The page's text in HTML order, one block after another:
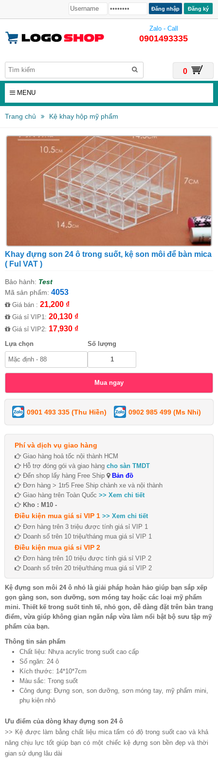
Đăng ký
Zalo - Call
0901493335
0
MENU
Trang chủ Kệ khay hộp mỹ phẩm
Khay đựng son 24 ô trong suốt, kệ son môi để bàn mica
( Ful VAT )
Bảo hành: Test
Mã sản phẩm: 4053
Giá bán : 21,200 ₫
Giá sỉ VIP1: 20,130 ₫
Giá sỉ VIP2: 17,930 ₫
Lựa chọn Số lượng
0901 493 335 (Thu Hiền) 0902 985 499 (Ms Nhi)
Phí và dịch vụ giao hàng
Giao hàng hoả tốc nội thành HCM
Hỗ trợ đóng gói và giao hàng cho sàn TMDT
Đến shop lấy hàng Free Ship
Bản đồ
Đơn hàng > 1tr5 Free Ship chành xe và nội thành
Giao hàng trên Toàn Quốc >> Xem chi tiết
Kho : M10 -
Điều kiện mua giá sỉ VIP 1 >> Xem chi tiết
Đơn hàng trên 3 triệu được tính giá sỉ VIP 1
Doanh số trên 10 triệu/tháng mua giá sỉ VIP 1
Điều kiện mua giá sỉ VIP 2
Đơn hàng trên 10 triệu được tính giá sỉ VIP 2
Doanh số trên 20 triệu/tháng mua giá sỉ VIP 2
Kệ đựng son môi 24 ô nhỏ là giải pháp hoàn hảo giúp bạn sắp xếp
gọn gàng son, son dưỡng, sơn móng tay hoặc các loại mỹ phẩm
mini. Thiết kế trong suốt tinh tế, nhỏ gọn, dễ dàng đặt trên bàn trang
điểm, vừa giúp không gian ngăn nắp vừa làm nổi bật bộ sưu tập mỹ
phẩm của bạn.
Thông tin sản phẩm
Chất liệu: Nhựa acrylic trong suốt cao cấp
Số ngăn: 24 ô
Kích thước: 14*10*7cm
Màu sắc: Trong suốt
Công dụng: Đựng son, son dưỡng, sơn móng tay, mỹ phẩm mini,
phụ kiện nhỏ
Ưu điểm của dòng khay đựng son 24 ô
>> Kệ được làm bằng chất liệu mica tấm có độ trong suốt cao và khả
năng chịu lực tốt giúp bạn có một chiếc kệ đựng son bền đẹp và thời
gian sử dụng lâu dài